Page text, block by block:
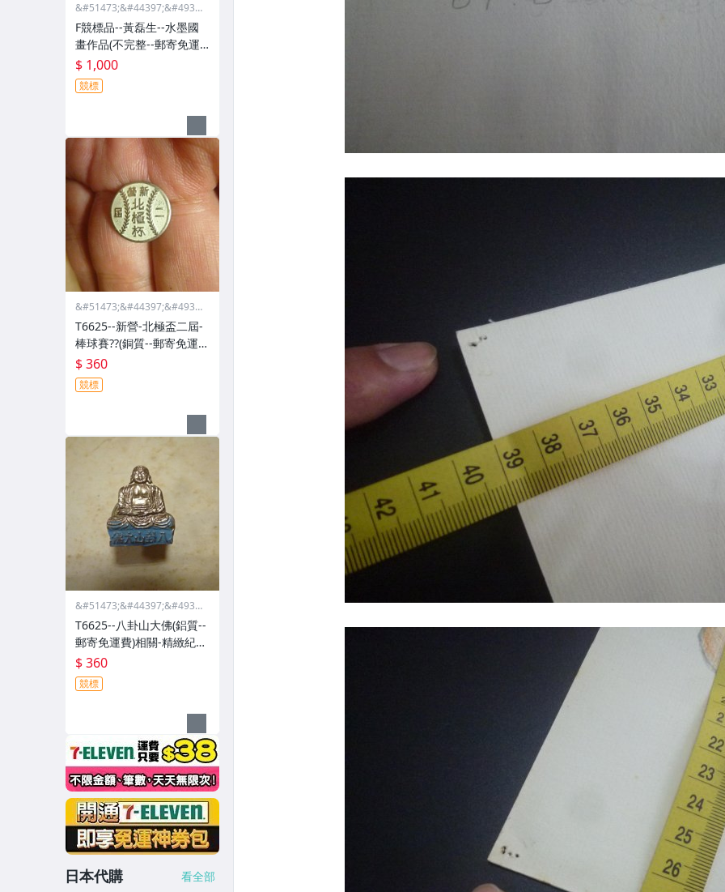
&#51473;&#44397;&#4932
68;&#44397;&#51665;
F競標品--黃磊生--水墨國
畫作品(不完整--郵寄免運
費)--56851
$ 1,000
競標
&#51473;&#44397;&#4932
68;&#44397;&#51665;
T6625--新營-北極盃二屆-
棒球賽??(銅質--郵寄免運
費)相關-精緻紀念章
$ 360
競標
&#51473;&#44397;&#4932
68;&#44397;&#51665;
T6625--八卦山大佛(鋁質--
郵寄免運費)相關-精緻紀念
章
$ 360
競標
日本代購 看全部